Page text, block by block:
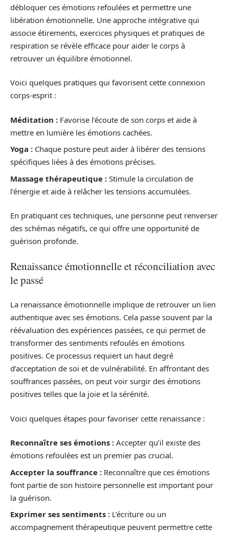
débloquer ces émotions refoulées et permettre une
libération émotionnelle. Une approche intégrative qui
associe étirements, exercices physiques et pratiques de
respiration se révèle efficace pour aider le corps à
retrouver un équilibre émotionnel.
Voici quelques pratiques qui favorisent cette connexion
corps-esprit :
Méditation : Favorise l’écoute de son corps et aide à
mettre en lumière les émotions cachées.
Yoga : Chaque posture peut aider à libérer des tensions
spécifiques liées à des émotions précises.
Massage thérapeutique : Stimule la circulation de
l’énergie et aide à relâcher les tensions accumulées.
En pratiquant ces techniques, une personne peut renverser
des schémas négatifs, ce qui offre une opportunité de
guérison profonde.
Renaissance émotionnelle et réconciliation avec
le passé
La renaissance émotionnelle implique de retrouver un lien
authentique avec ses émotions. Cela passe souvent par la
réévaluation des expériences passées, ce qui permet de
transformer des sentiments refoulés en émotions
positives. Ce processus requiert un haut degré
d’acceptation de soi et de vulnérabilité. En affrontant des
souffrances passées, on peut voir surgir des émotions
positives telles que la joie et la sérénité.
Voici quelques étapes pour favoriser cette renaissance :
Reconnaître ses émotions : Accepter qu’il existe des
émotions refoulées est un premier pas crucial.
Accepter la souffrance : Reconnaître que ces émotions
font partie de son histoire personnelle est important pour
la guérison.
Exprimer ses sentiments : L’écriture ou un
accompagnement thérapeutique peuvent permettre cette